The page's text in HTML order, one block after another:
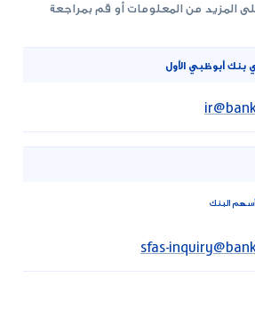
المزيد من المعلومات أو قم بمراجعة
بنك أبوظبي الأول
أسهم البنك
sfas-